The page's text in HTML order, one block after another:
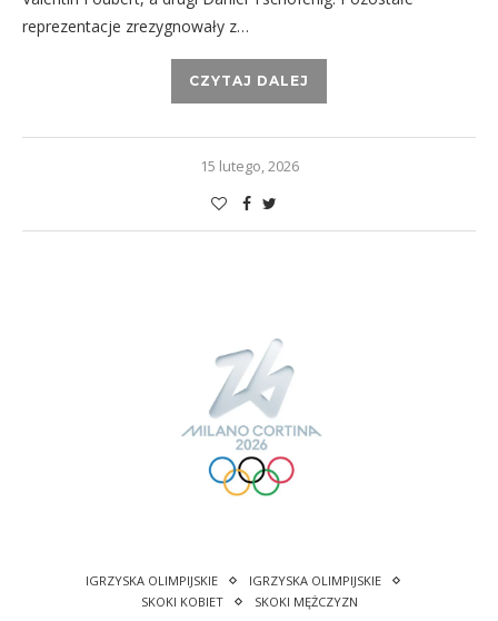
reprezentacje zrezygnowały z…
CZYTAJ DALEJ
15 lutego, 2026
IGRZYSKA OLIMPIJSKIE
IGRZYSKA OLIMPIJSKIE
SKOKI KOBIET
SKOKI MĘŻCZYZN